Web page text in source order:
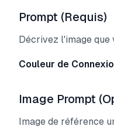
Prompt (Requis)
Décrivez l'image que
Couleur de
Image Prompt
Image de référence